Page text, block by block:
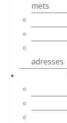
mets
adresses